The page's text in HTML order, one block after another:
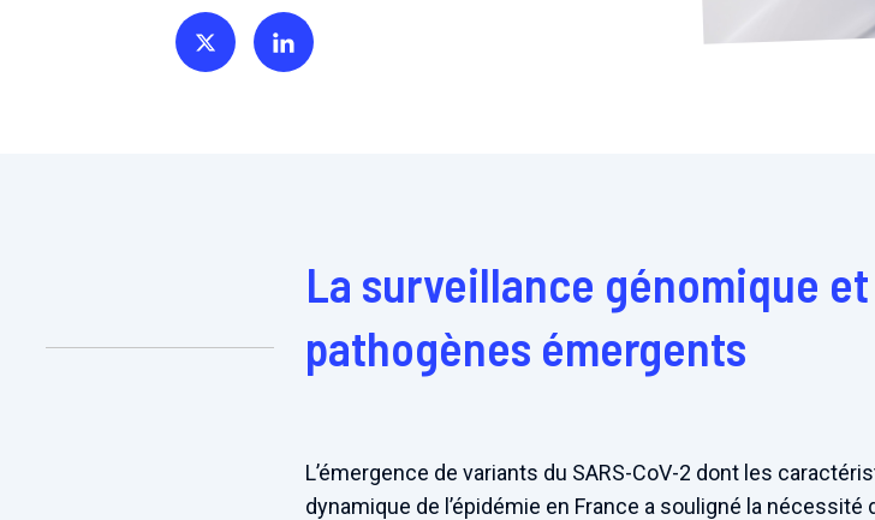
Partager sur TwitterPartager sur Linkedin
La surveillance génomique
pathogènes émergents
L’émergence de variants du SARS-CoV-2 dont les
dynamique de l’épidémie en France a souligné la